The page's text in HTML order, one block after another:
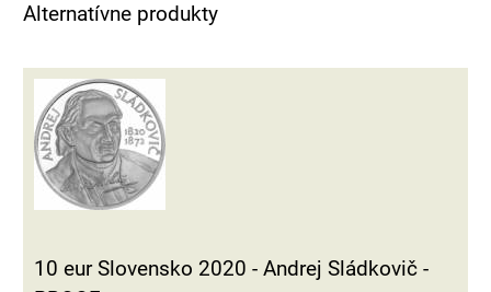
Alternatívne produkty
10 eur Slovensko 2020 - Andrej Sládkovič -